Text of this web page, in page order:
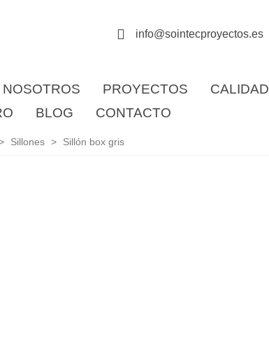
info@sointecproyectos.es
PROYECTOS CALIDAD
BLOG CONTACTO
Sillones > Sillón box gris